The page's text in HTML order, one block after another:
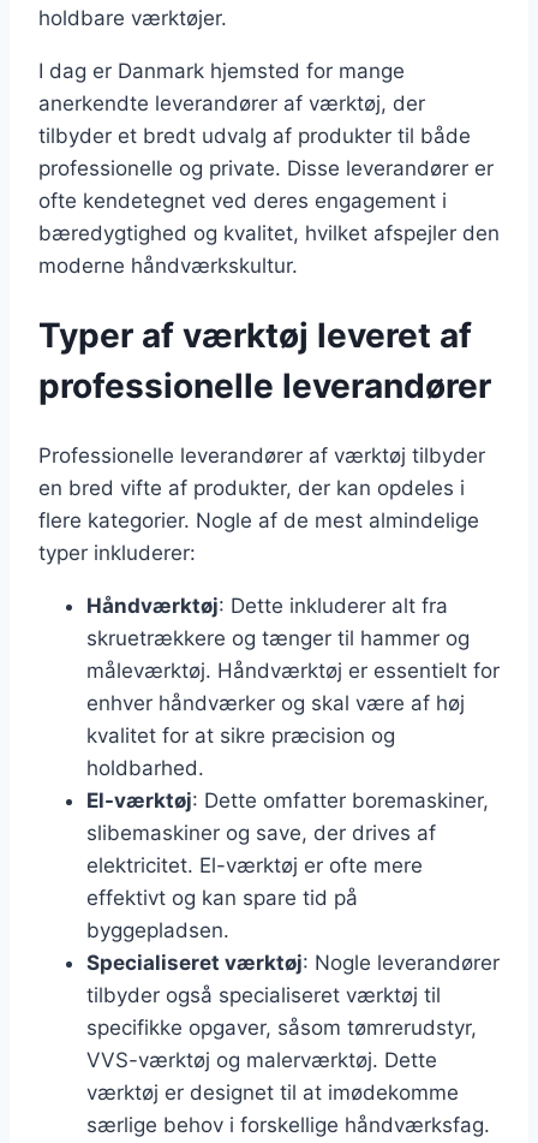
holdbare værktøjer.
I dag er Danmark hjemsted for mange
anerkendte leverandører af værktøj, der
tilbyder et bredt udvalg af produkter til både
professionelle og private. Disse leverandører er
ofte kendetegnet ved deres engagement i
bæredygtighed og kvalitet, hvilket afspejler den
moderne håndværkskultur.
Typer af værktøj leveret af
professionelle leverandører
Professionelle leverandører af værktøj tilbyder
en bred vifte af produkter, der kan opdeles i
flere kategorier. Nogle af de mest almindelige
typer inkluderer:
Håndværktøj: Dette inkluderer alt fra
skruetrækkere og tænger til hammer og
måleværktøj. Håndværktøj er essentielt for
enhver håndværker og skal være af høj
kvalitet for at sikre præcision og
holdbarhed.
El-værktøj: Dette omfatter boremaskiner,
slibemaskiner og save, der drives af
elektricitet. El-værktøj er ofte mere
effektivt og kan spare tid på
byggepladsen.
Specialiseret værktøj: Nogle leverandører
tilbyder også specialiseret værktøj til
specifikke opgaver, såsom tømrerudstyr,
VVS-værktøj og malerværktøj. Dette
værktøj er designet til at imødekomme
særlige behov i forskellige håndværksfag.